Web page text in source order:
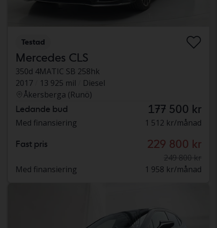
Testad
Mercedes CLS
350d 4MATIC SB 258hk
2017
13 925 mil
Diesel
Åkersberga (Runö)
Ledande bud 177 500 kr
Med finansiering 1 512 kr/månad
Fast pris 229 800 kr
249 800 kr
Med finansiering
1 958 kr/månad